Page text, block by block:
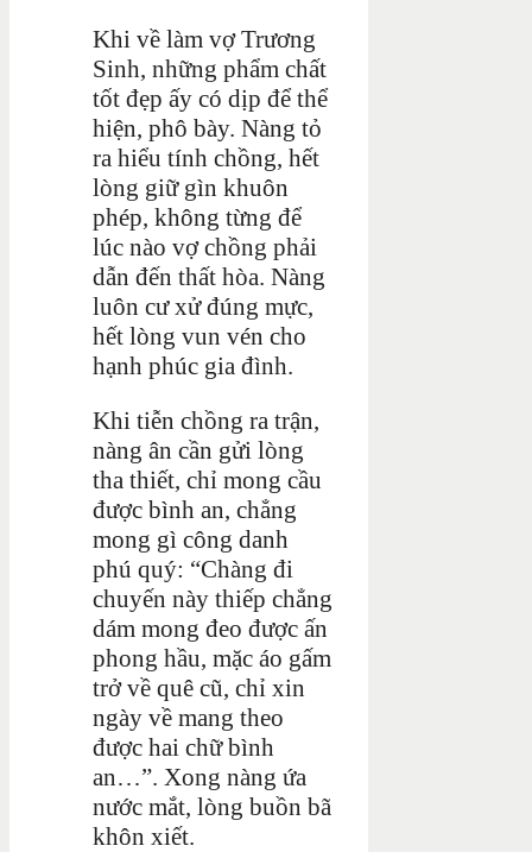
Khi về làm vợ Trương
Sinh, những phẩm chất
tốt đẹp ấy có dịp để thể
hiện, phô bày. Nàng tỏ
ra hiểu tính chồng, hết
lòng giữ gìn khuôn
phép, không từng để
lúc nào vợ chồng phải
dẫn đến thất hòa. Nàng
luôn cư xử đúng mực,
hết lòng vun vén cho
hạnh phúc gia đình.
Khi tiễn chồng ra trận,
nàng ân cần gửi lòng
tha thiết, chỉ mong cầu
được bình an, chẳng
mong gì công danh
phú quý: “Chàng đi
chuyến này thiếp chẳng
dám mong đeo được ấn
phong hầu, mặc áo gấm
trở về quê cũ, chỉ xin
ngày về mang theo
được hai chữ bình
an…”. Xong nàng ứa
nước mắt, lòng buồn bã
khôn xiết.